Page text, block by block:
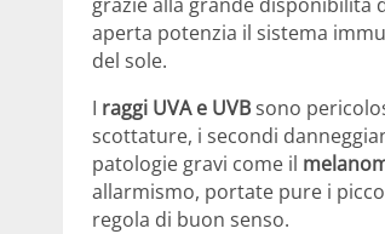
aperta potenzia il sistema
del sole.
I raggi UVA e UVBsono
scottature, i secondi
patologie gravi come il
allarmismo, portate pure i
regola di buon senso.